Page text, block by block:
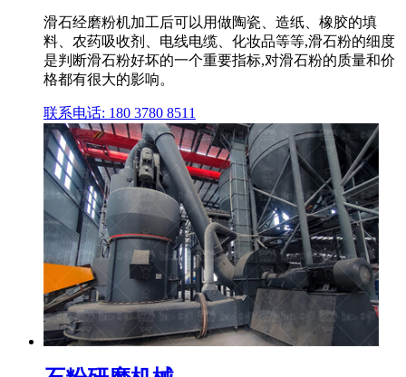
滑石经磨粉机加工后可以用做陶瓷、造纸、橡胶的填
料、农药吸收剂、电线电缆、化妆品等等,滑石粉的细度
是判断滑石粉好坏的一个重要指标,对滑石粉的质量和价
格都有很大的影响。
联系电话: 180 3780 8511